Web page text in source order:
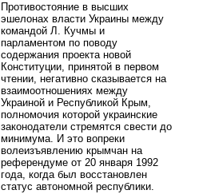
Противостояние в высших
эшелонах власти Украины между
командой Л. Кучмы и
парламентом по поводу
содержания проекта новой
Конституции, принятой в первом
чтении, негативно сказывается на
взаимоотношениях между
Украиной и Республикой Крым,
полномочия которой украинские
законодатели стремятся свести до
минимума. И это вопреки
волеизъявлению крымчан на
референдуме от 20 января 1992
года, когда был восстановлен
статус автономной республики.